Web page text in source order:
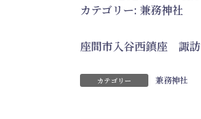
カテゴリー: 兼務神社
座間市入谷西鎮座 諏訪
カテゴリー 兼務神社